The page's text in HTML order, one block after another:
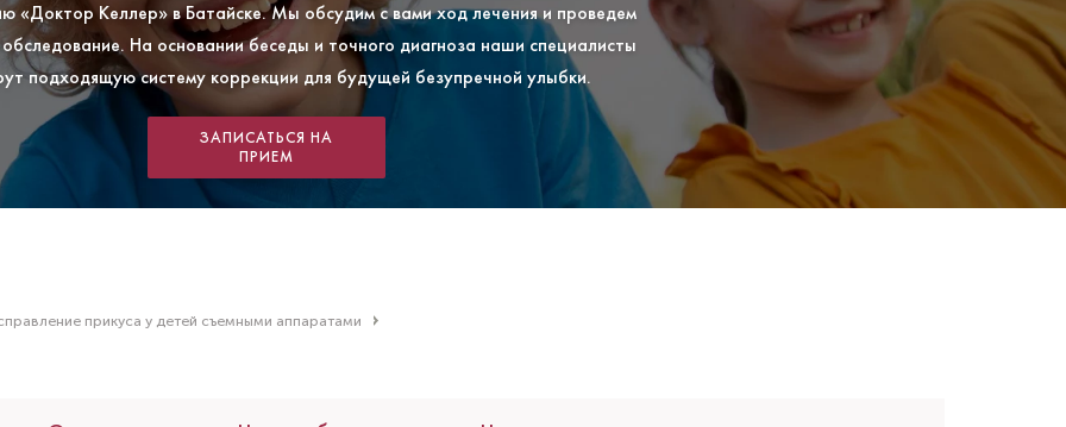
«Доктор Келлер» в Батайске. Мы обсудим с вами ход лечения и проведем
На основании беседы и точного диагноза наши специалисты
подходящую систему коррекции для будущей безупречной улыбки.
ЗАПИСАТЬСЯ НА
ПРИЕМ
прикуса у детей съемными аппаратами